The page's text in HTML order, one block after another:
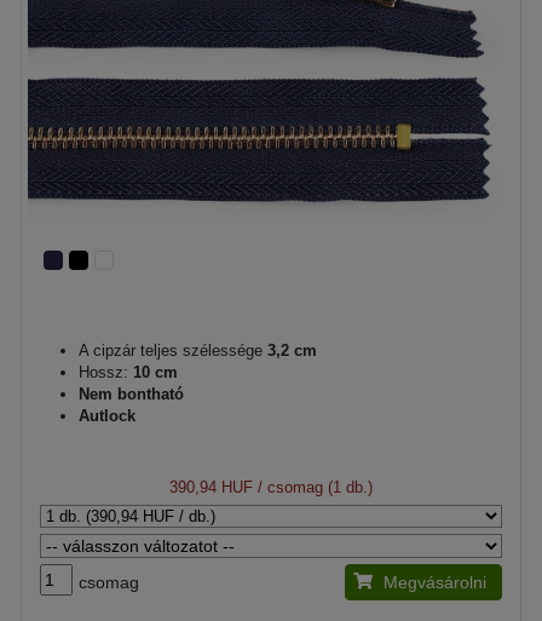
A cipzár teljes szélessége 3,2 cm
Hossz: 10 cm
Nem bontható
Autlock
390,94 HUF / csomag (1 db.)
csomag Megvásárolni